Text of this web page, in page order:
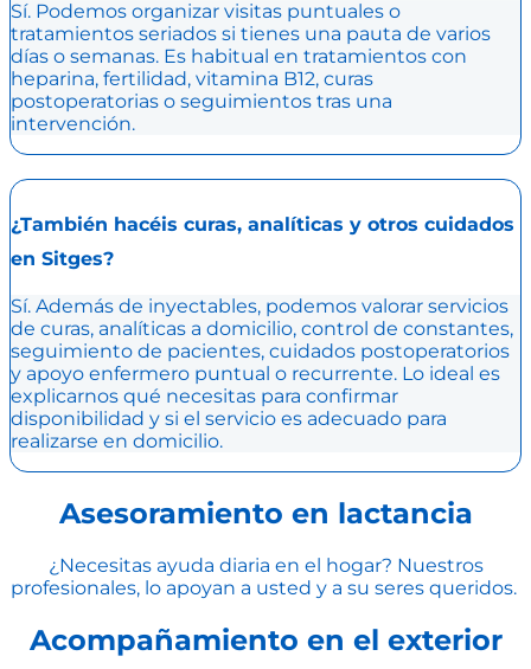
Sí. Podemos organizar visitas puntuales o
tratamientos seriados si tienes una pauta de varios
días o semanas. Es habitual en tratamientos con
heparina, fertilidad, vitamina B12, curas
postoperatorias o seguimientos tras una
intervención.
¿También hacéis curas, analíticas y otros cuidados
en Sitges?
Sí. Además de inyectables, podemos valorar servicios
de curas, analíticas a domicilio, control de constantes,
seguimiento de pacientes, cuidados postoperatorios
y apoyo enfermero puntual o recurrente. Lo ideal es
explicarnos qué necesitas para confirmar
disponibilidad y si el servicio es adecuado para
realizarse en domicilio.
Asesoramiento en lactancia
¿Necesitas ayuda diaria en el hogar? Nuestros
profesionales, lo apoyan a usted y a su seres queridos.
Acompañamiento en el exterior